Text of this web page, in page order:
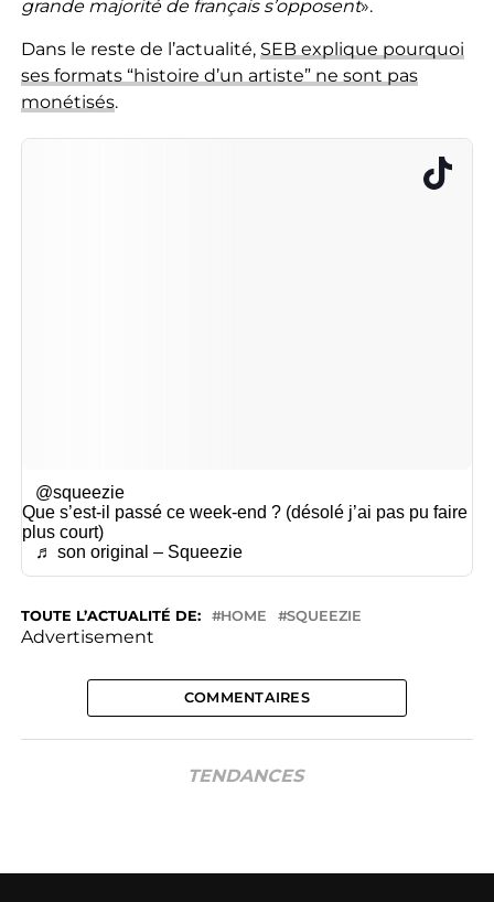
grande majorité de français s’opposent».
Dans le reste de l’actualité, SEB explique pourquoi
ses formats “histoire d’un artiste” ne sont pas
monétisés.
@squeezie
Que s’est-il passé ce week-end ? (désolé j’ai pas pu faire
plus court)
♬ son original – Squeezie
TOUTE L’ACTUALITÉ DE: HOME SQUEEZIE
Advertisement
COMMENTAIRES
TENDANCES